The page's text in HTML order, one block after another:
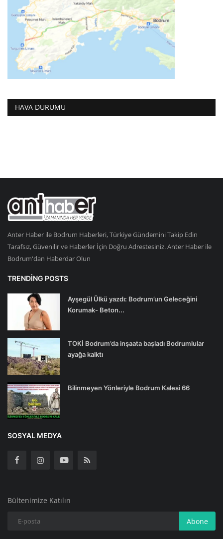
HAVA DURUMU
Anter Haber ile Bodrum Haberleri, Türkiye Gündemini Takip Edin
Tarafsız, Güvenilir ve Haberler İçin Doğru Adrestesiniz. Anter Haber ile
Bodrum'dan Haberdar Olun
TRENDING POSTS
Ayşegül Ülkü yazdı: Bodrum’un Geleceğini
Korumak- Beton...
TOKİ Bodrum’da inşaata başladı Bodrumlular
ayağa kalktı
Bilinmeyen Yönleriyle Bodrum Kalesi 66
SOSYAL MEDYA
Bültenimize Katılın
Abone